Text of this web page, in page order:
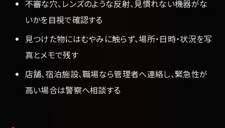
不審な穴、レンズのような反射、見慣れない機器がな
いかを目視で確認する
見つけた物にはむやみに触らず、場所・日時・状況を写
真とメモで残す
店舗、宿泊施設、職場なら管理者へ連絡し、緊急性が
高い場合は警察へ相談する